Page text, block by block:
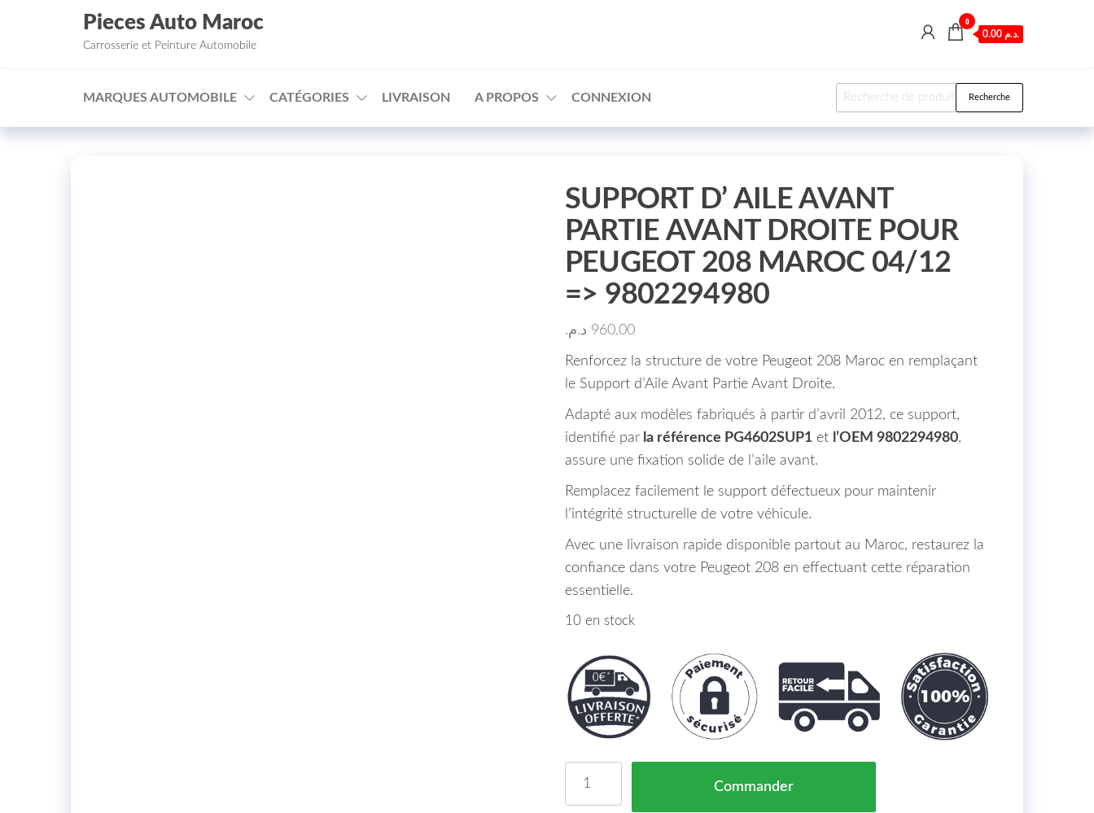
□
Aller au contenu
Pieces Auto Maroc
Carrosserie et Peinture Automobile
0
0.00 د.م.
MARQUES AUTOMOBILE CATÉGORIES LIVRAISON A PROPOS CONNEXION Recherche pour : Recherche
SUPPORT D’ AILE AVANT
PARTIE AVANT DROITE POUR
PEUGEOT 208 MAROC 04/12
=> 9802294980
960.00 د.م.
Renforcez la structure de votre Peugeot 208 Maroc en remplaçant
le Support d’Aile Avant Partie Avant Droite.
Adapté aux modèles fabriqués à partir d’avril 2012, ce support,
identifié parla référence PG4602SUP1et l’OEM 9802294980,
assure une fixation solide de l’aile avant.
Remplacez facilement le support défectueux pour maintenir
l’intégrité structurelle de votre véhicule.
Avec une livraison rapide disponible partout au Maroc, restaurez la
confiance dans votre Peugeot 208 en effectuant cette réparation
essentielle.
10 en stock
Commander